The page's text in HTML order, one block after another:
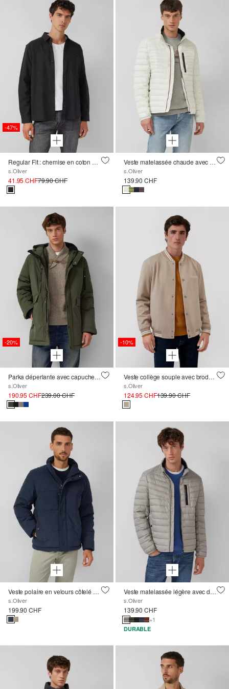
-47%
Regular Fit : chemise en coton à l'aspect laine mélangée
s.Oliver
41.95 CHF79.90 CHF
Veste matelassée chaude avec col montant et poche intérieure
s.Oliver
139.90 CHF
-20%
Parka déperlante avec capuche et détails sportifs
s.Oliver
190.95 CHF239.00 CHF
-10%
Veste collège souple avec broderie
s.Oliver
124.95 CHF139.90 CHF
Veste polaire en velours côtelé avec détails sportifs
s.Oliver
199.90 CHF
Veste matelassée légère avec détails contrastés sportifs ; Vision circulaire à 360
s.Oliver
139.90 CHF
+1
DURABLE